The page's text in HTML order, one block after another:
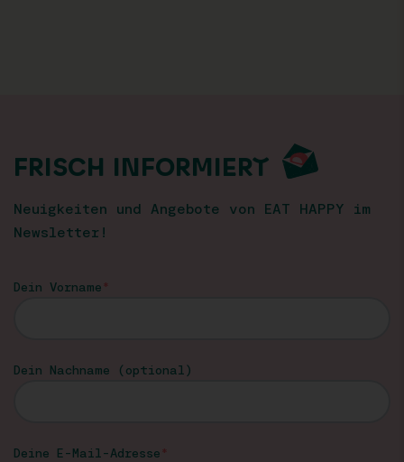
FRISCH INFORMIERT
Neuigkeiten und Angebote von EAT HAPPY im
Newsletter!
Dein Vorname
Dein Nachname (optional)
Deine E-Mail-Adresse